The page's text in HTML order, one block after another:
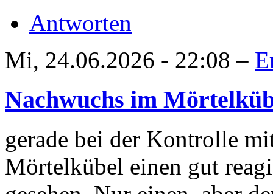
Antworten
Mi, 24.06.2026 - 22:08 –
Nachwuchs im
gerade bei der Kontrolle
Mörtelkübel einen gut